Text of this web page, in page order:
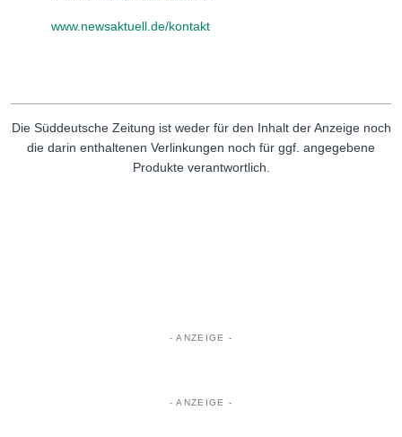
www.newsaktuell.de/kontakt
Die Süddeutsche Zeitung ist weder für den Inhalt der Anzeige noch
die darin enthaltenen Verlinkungen noch für ggf. angegebene
Produkte verantwortlich.